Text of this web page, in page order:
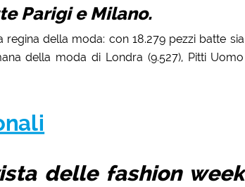
Parigi e Milano.
della moda: con 18.279 pezzi batte sia
della moda di Londra (9.527), Pitti Uomo
delle fashion week